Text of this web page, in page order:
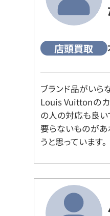
店頭買取
ブランド品がいら
Louis Vuittonの
の人の対応も良い
要らないものがあ
うと思っています。